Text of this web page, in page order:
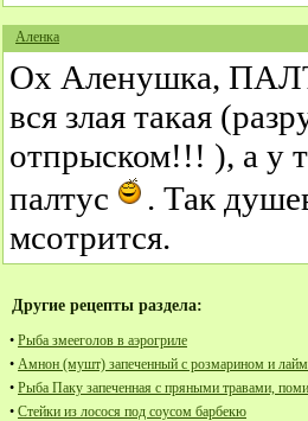
Аленка
Ох Аленушка,
вся злая такая
отпрыском!!! ), а у
палтус
. Так
мсотрится.
Другие рецепты раздела:
• Рыба змееголов в аэрогриле
• Амнон (мушт) запеченный с розмарином и
• Рыба Паку запеченная с пряными травами,
• Стейки из лосося под соусом барбекю